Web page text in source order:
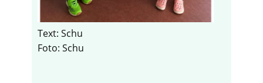
Text: Schu
Foto: Schu